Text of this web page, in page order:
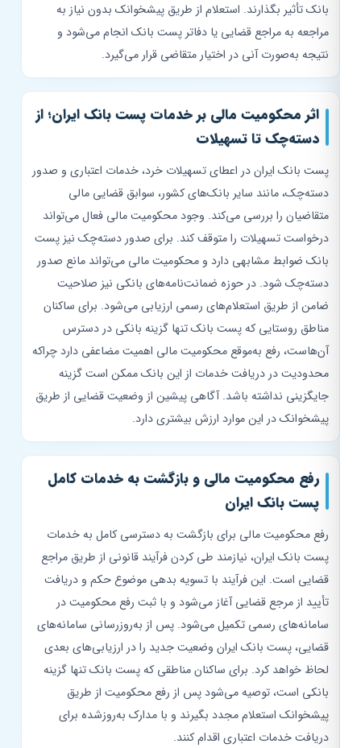
بانک تأثیر بگذارند. استعلام از طریق پیشخوانک بدون نیاز به
مراجعه به مراجع قضایی یا دفاتر پست بانک انجام می‌شود و
نتیجه به‌صورت آنی در اختیار متقاضی قرار می‌گیرد.
اثر محکومیت مالی بر خدمات پست بانک ایران؛ از
دسته‌چک تا تسهیلات
پست بانک ایران در اعطای تسهیلات خرد، خدمات اعتباری و صدور
دسته‌چک، مانند سایر بانک‌های کشور، سوابق قضایی مالی
متقاضیان را بررسی می‌کند. وجود محکومیت مالی فعال می‌تواند
درخواست تسهیلات را متوقف کند. برای صدور دسته‌چک نیز پست
بانک ضوابط مشابهی دارد و محکومیت مالی می‌تواند مانع صدور
دسته‌چک شود. در حوزه ضمانت‌نامه‌های بانکی نیز صلاحیت
ضامن از طریق استعلام‌های رسمی ارزیابی می‌شود. برای ساکنان
مناطق روستایی که پست بانک تنها گزینه بانکی در دسترس
آن‌هاست، رفع به‌موقع محکومیت مالی اهمیت مضاعفی دارد چراکه
محدودیت در دریافت خدمات از این بانک ممکن است گزینه
جایگزینی نداشته باشد. آگاهی پیشین از وضعیت قضایی از طریق
پیشخوانک در این موارد ارزش بیشتری دارد.
رفع محکومیت مالی و بازگشت به خدمات کامل
پست بانک ایران
رفع محکومیت مالی برای بازگشت به دسترسی کامل به خدمات
پست بانک ایران، نیازمند طی کردن فرآیند قانونی از طریق مراجع
قضایی است. این فرآیند با تسویه بدهی موضوع حکم و دریافت
تأیید از مرجع قضایی آغاز می‌شود و با ثبت رفع محکومیت در
سامانه‌های رسمی تکمیل می‌شود. پس از به‌روزرسانی سامانه‌های
قضایی، پست بانک ایران وضعیت جدید را در ارزیابی‌های بعدی
لحاظ خواهد کرد. برای ساکنان مناطقی که پست بانک تنها گزینه
بانکی است، توصیه می‌شود پس از رفع محکومیت از طریق
پیشخوانک استعلام مجدد بگیرند و با مدارک به‌روزشده برای
دریافت خدمات اعتباری اقدام کنند.